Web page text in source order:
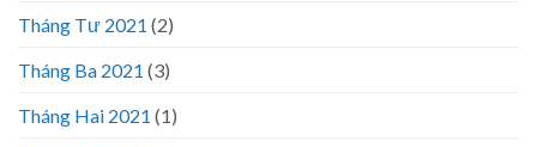
Tháng Tư 2021 (2)
Tháng Ba 2021 (3)
Tháng Hai 2021 (1)